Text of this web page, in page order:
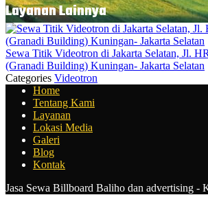
Layanan Lainnya
Sewa Titik Videotron di Jakarta Selatan, Jl.
(Granadi Building) Kuningan- Jakarta Selatan
Categories Videotron
Home
Tentang Kami
Layanan
Lokasi Media
Galeri
Blog
Kontak
Jasa Sewa Billboard Baliho dan advertising -